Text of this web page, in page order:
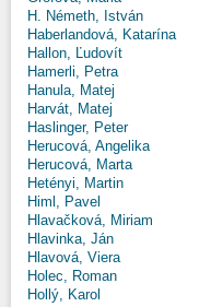
H. Németh, István
Haberlandová, Katarína
Hallon, Ľudovít
Hamerli, Petra
Hanula, Matej
Harvát, Matej
Haslinger, Peter
Herucová, Angelika
Herucová, Marta
Hetényi, Martin
Himl, Pavel
Hlavačková, Miriam
Hlavinka, Ján
Hlavová, Viera
Holec, Roman
Hollý, Karol